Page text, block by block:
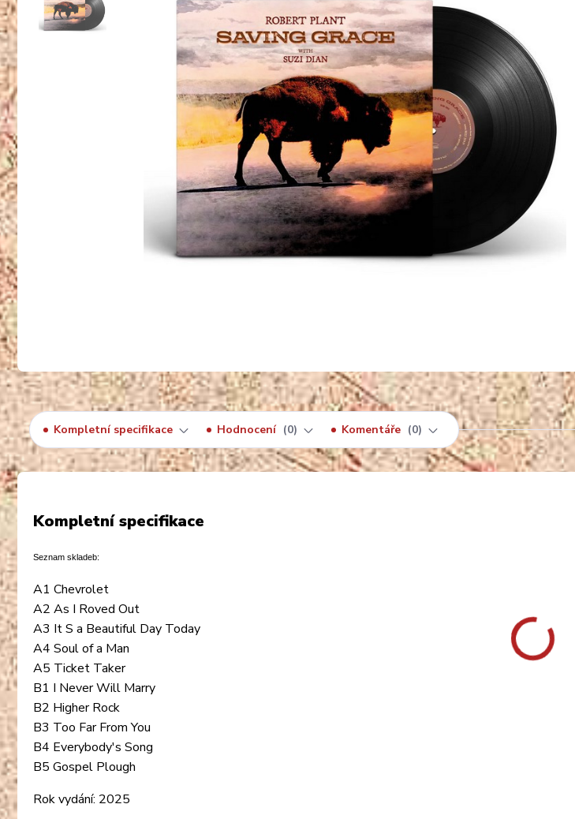
Kompletní specifikace Hodnocení 0 Komentáře 0
Kompletní specifikace
Seznam skladeb:
A1 Chevrolet
A2 As I Roved Out
A3 It S a Beautiful Day Today
A4 Soul of a Man
A5 Ticket Taker
B1 I Never Will Marry
B2 Higher Rock
B3 Too Far From You
B4 Everybody's Song
B5 Gospel Plough
Rok vydání: 2025